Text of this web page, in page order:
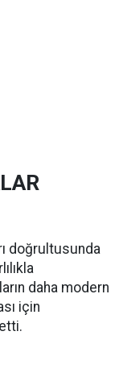
doğrultusunda
daha modern
için